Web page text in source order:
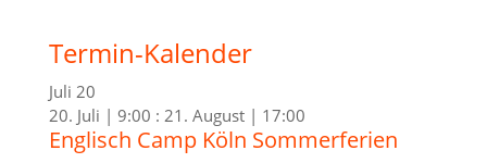
Termin-Kalender
Juli 20
20. Juli | 9:00 : 21. August | 17:00
Englisch Camp Köln Sommerferien